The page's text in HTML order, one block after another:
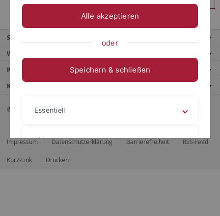
Service
Weitere Angebote
Portale
Kontaktinfo
© 2026 Eberhard Karls Universität Tübingen, Tübingen
Impressum Datenschutzerklärung Barrierefreiheit RSS-Feed
Kurz-Link Drucken
Alle akzeptieren
oder
Speichern & schließen
Essentiell
Videos